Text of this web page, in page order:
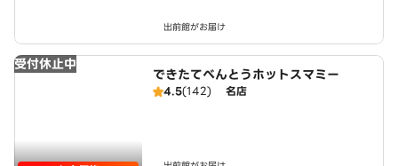
出前館がお届け
受付休止中
できたてべんとうホットスマミー
4.5(142) 名店